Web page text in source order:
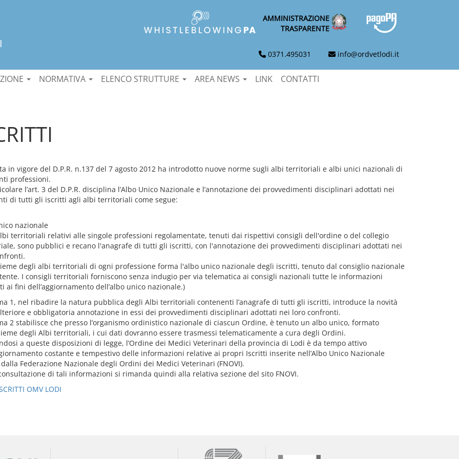
AMMINISTRAZIONE
TRASPARENTE
0371.495031 info@ordvetlodi.it
NORMATIVA ELENCO STRUTTURE AREA NEWS LINK CONTATTI
in vigore del D.P.R. n.137 del 7 agosto 2012 ha introdotto nuove norme sugli albi territoriali e albi unici nazionali di
professioni.
l’art. 3 del D.P.R. disciplina l’Albo Unico Nazionale e l’annotazione dei provvedimenti disciplinari adottati nei
di tutti gli iscritti agli albi territoriali come segue:
nazionale
territoriali relativi alle singole professioni regolamentate, tenuti dai rispettivi consigli dell'ordine o del collegio
sono pubblici e recano l'anagrafe di tutti gli iscritti, con l'annotazione dei provvedimenti disciplinari adottati nei
degli albi territoriali di ogni professione forma l'albo unico nazionale degli iscritti, tenuto dal consiglio nazionale
I consigli territoriali forniscono senza indugio per via telematica ai consigli nazionali tutte le informazioni
ai fini dell’aggiornamento dell’albo unico nazionale.)
1, nel ribadire la natura pubblica degli Albi territoriali contenenti l’anagrafe di tutti gli iscritti, introduce la novità
e obbligatoria annotazione in essi dei provvedimenti disciplinari adottati nei loro confronti.
2 stabilisce che presso l’organismo ordinistico nazionale di ciascun Ordine, è tenuto un albo unico, formato
degli Albi territoriali, i cui dati dovranno essere trasmessi telematicamente a cura degli Ordini.
a queste disposizioni di legge, l’Ordine dei Medici Veterinari della provincia di Lodi è da tempo attivo
costante e tempestivo delle informazioni relative ai propri Iscritti inserite nell’Albo Unico Nazionale
Federazione Nazionale degli Ordini dei Medici Veterinari (FNOVI).
di tali informazioni si rimanda quindi alla relativa sezione del sito FNOVI.
OMV LODI